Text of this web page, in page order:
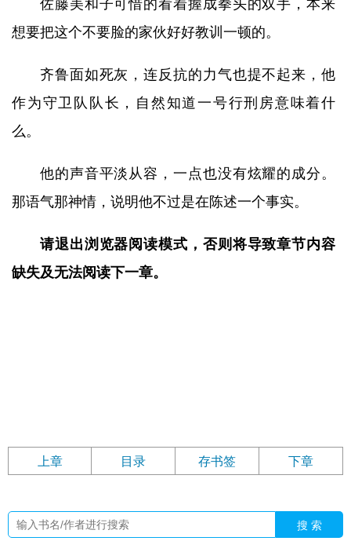
佐藤美和子可惜的看着握成拳头的双手，本来
想要把这个不要脸的家伙好好教训一顿的。
齐鲁面如死灰，连反抗的力气也提不起来，他
作为守卫队队长，自然知道一号行刑房意味着什
么。
他的声音平淡从容，一点也没有炫耀的成分。
那语气那神情，说明他不过是在陈述一个事实。
请退出浏览器阅读模式，否则将导致章节内容
缺失及无法阅读下一章。
上章 目录 存书签 下章
搜 索